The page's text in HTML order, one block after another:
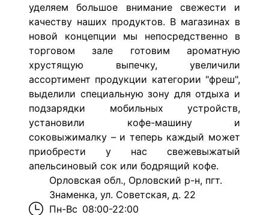
уделяем большое внимание свежести и
качеству наших продуктов. В магазинах в
новой концепции мы непосредственно в
торговом зале готовим ароматную
хрустящую выпечку, увеличили
ассортимент продукции категории "фреш",
выделили специальную зону для отдыха и
подзарядки мобильных устройств,
установили кофе-машину и
соковыжималку – и теперь каждый может
приобрести у нас свежевыжатый
апельсиновый сок или бодрящий кофе.
Орловская обл., Орловский р-н, пгт.
Знаменка, ул. Советская, д. 22
Пн-Вс 08:00-22:00